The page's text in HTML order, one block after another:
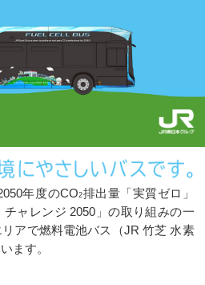
年度のCO2排出量「実質ゼロ」
チャレンジ 2050」の取り組みの一
アで燃料電池バス（JR 竹芝 水素
ます。